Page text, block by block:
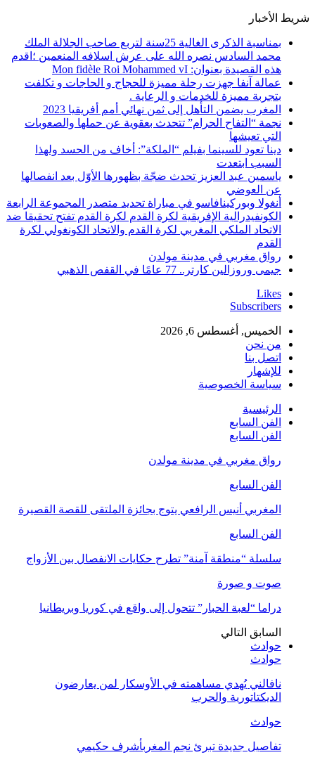
شريط الأخبار
بمناسبة الذكرى الغالية 25سنة لتربع صاحب الجلالة الملك
محمد السادس نصره الله على عرش اسلافه المنعمين ؛اقدم
هذه القصيدة بعنوان: Mon fidèle Roi Mohammed vI
عمالة آنفا جهزت رحلة مميزة للحجاج و الحاجات و تكلفت
بتجربة مميزة للخدمات و الرعاية .
المغرب يضمن التأهل إلى ثمن نهائي أمم أفريقيا 2023
نجمة “التفاح الحرام” تتحدث بعقوية عن حملها والصعوبات
التي تعيشها
دينا تعود للسينما بفيلم “الملكة”: أخاف من الحسد ولهذا
السبب ابتعدت
ياسمين عبد العزيز تحدث ضجّة بظهورها الأوّل بعد انفصالها
عن العوضي
أنغولا وبوركينافاسو في مباراة تحديد متصدر المجموعة الرابعة
الكونفيدرالية الإفريقية لكرة القدم لكرة القدم تفتح تحقيقا ضد
الاتحاد الملكي المغربي لكرة القدم والاتحاد الكونغولي لكرة
القدم
رواق مغربي في مدينة مولدن
جيمى وروزالين كارتر.. 77 عامًا في القفص الذهبي
Likes
Subscribers
الخميس, أغسطس 6, 2026
من نحن
اتصل بنا
للإشهار
سياسة الخصوصية
الرئيسية
الفن السابع
الفن السابع
رواق مغربي في مدينة مولدن
الفن السابع
المغربي أنيس الرافعي يتوج بجائزة الملتقى للقصة القصيرة
الفن السابع
سلسلة “منطقة آمنة” تطرح حكايات الانفصال بين الأزواج
صوت و صورة
دراما “لعبة الحبار” تتحول إلى واقع في كوريا وبريطانيا
السابق التالي
حوادث
حوادث
نافالني يُهدي مساهمته في الأوسكار لمن يعارضون
الديكتاتورية والحرب
حوادث
تفاصيل جديدة تبرئ نجم المغربأشرف حكيمي